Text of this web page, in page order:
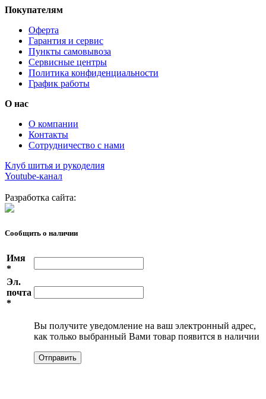
Покупателям
Оферта
Гарантия и сервис
Пункты самовывоза
Сервисные центры
Политика конфиденциальности
График работы
О нас
О компании
Контакты
Сотрудничество с нами
Клуб шитья и рукоделия
Youtube-канал
Разработка сайта:
Сообщить о наличии
Имя
*
Эл.
почта
*
Вы получите уведомление на ваш электронный адрес,
как только выбранный Вами товар появится в наличии